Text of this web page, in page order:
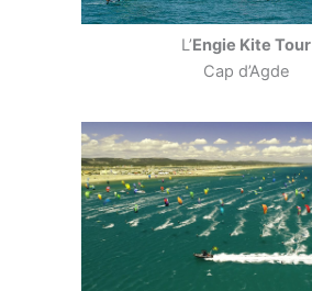
L’Engie Kite Tour
Cap d’Agde